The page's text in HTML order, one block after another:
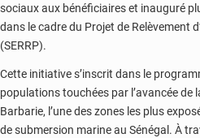
sociaux aux bénéficiaires et inauguré
dans le cadre du Projet de Relèvement
(SERRP).
Cette initiative s’inscrit dans le
populations touchées par l’avancée de
Barbarie, l’une des zones les plus
de submersion marine au Sénégal. À